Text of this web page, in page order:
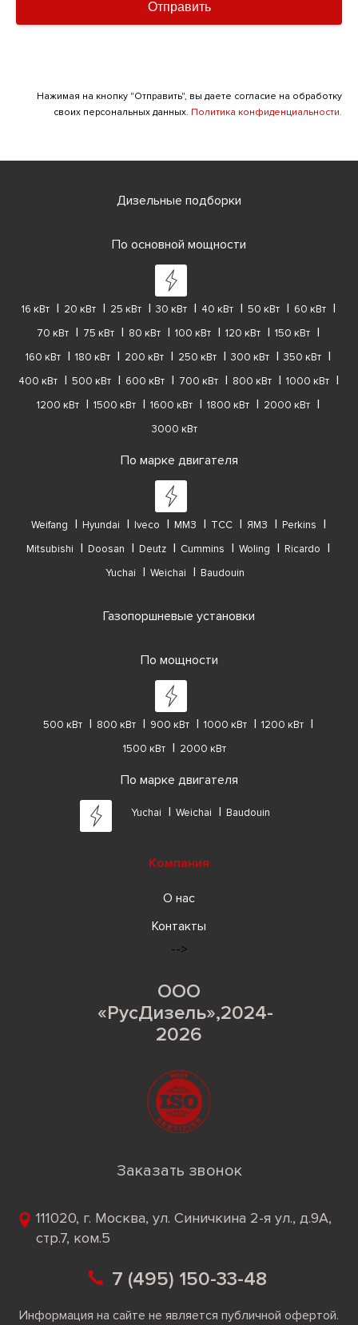
Отправить
Нажимая на кнопку "Отправить", вы даете согласие на обработку
своих персональных данных. Политика конфиденциальности.
Дизельные подборки
По основной мощности
16 кВт 20 кВт 25 кВт 30 кВт 40 кВт 50 кВт
60 кВт
70 кВт
75 кВт 80 кВт 100 кВт 120 кВт
150 кВт
160 кВт
180 кВт 200 кВт 250 кВт 300 кВт
350 кВт
400 кВт
500 кВт 600 кВт 700 кВт 800 кВт
1000 кВт
1200 кВт
1500 кВт 1600 кВт 1800 кВт
2000 кВт
3000 кВт
По марке двигателя
Weifang Hyundai Iveco ММЗ ТСС ЯМЗ
Perkins
Mitsubishi
Doosan Deutz Cummins Woling
Ricardo
Yuchai
Weichai Baudouin
Газопоршневые установки
По мощности
500 кВт 800 кВт 900 кВт 1000 кВт
1200 кВт
1500 кВт
2000 кВт
По марке двигателя
Yuchai Weichai Baudouin
Компания
О нас
Контакты
-->
ООО
«РусДизель»,2024-
2026
Заказать звонок
111020, г. Москва, ул. Синичкина 2-я ул., д.9А,
стр.7, ком.5
7 (495) 150-33-48
Информация на сайте не является публичной офертой.